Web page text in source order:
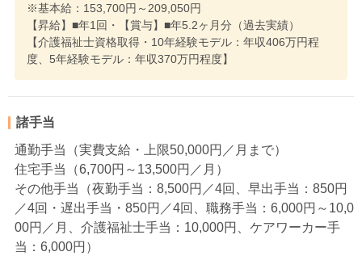
※基本給：153,700円～209,050円
【昇給】■年1回・【賞与】■年5.2ヶ月分（過去実績）
【介護福祉士資格取得・10年経験モデル：年収406万円程
度、5年経験モデル：年収370万円程度】
諸手当
通勤手当（実費支給・上限50,000円／月まで）
住宅手当（6,700円～13,500円／月）
その他手当（夜勤手当：8,500円／4回、早出手当：850円
／4回・遅出手当・850円／4回、職務手当：6,000円～10,0
00円／月、介護福祉士手当：10,000円、ケアワーカー手
当：6,000円）